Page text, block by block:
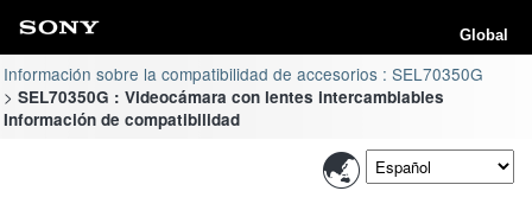
Global
Información sobre la compatibilidad de accesorios : SEL70350G
SEL70350G : Videocámara con lentes intercambiables
Información de compatibilidad